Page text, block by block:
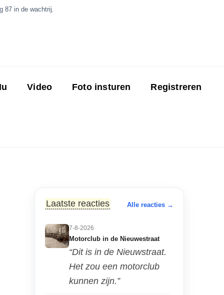
87 in de wachtrij.
Video Foto insturen Registreren
Laatste reacties Alle reacties →
7-8-2026
Motorclub in de Nieuwestraat
“Dit is in de Nieuwstraat.
Het zou een motorclub
kunnen zijn.”